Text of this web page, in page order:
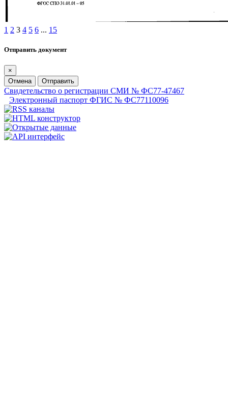
1 2 3 4 5 6 ... 15
Отправить документ
×
Отмена
Отправить
Свидетельство о регистрации СМИ № ФС77-47467
Электронный паспорт ФГИС № ФС77110096